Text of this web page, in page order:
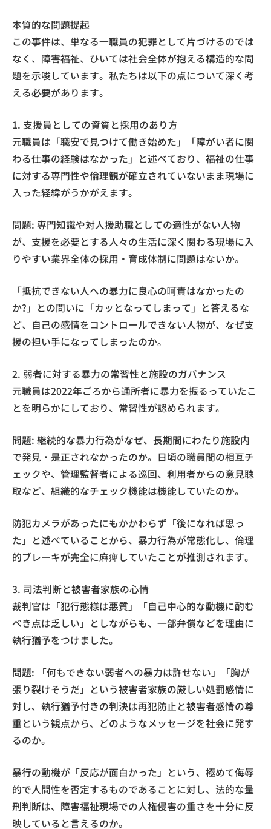
本質的な問題提起
この事件は、単なる一職員の犯罪として片づけるのでは
なく、障害福祉、ひいては社会全体が抱える構造的な問
題を示唆しています。私たちは以下の点について深く考
える必要があります。
1. 支援員としての資質と採用のあり方
元職員は「職安で見つけて働き始めた」「障がい者に関
わる仕事の経験はなかった」と述べており、福祉の仕事
に対する専門性や倫理観が確立されていないまま現場に
入った経緯がうかがえます。
問題: 専門知識や対人援助職としての適性がない人物
が、支援を必要とする人々の生活に深く関わる現場に入
りやすい業界全体の採用・育成体制に問題はないか。
「抵抗できない人への暴力に良心の呵責はなかったの
か?」との問いに「カッとなってしまって」と答えるな
ど、自己の感情をコントロールできない人物が、なぜ支
援の担い手になってしまったのか。
2. 弱者に対する暴力の常習性と施設のガバナンス
元職員は2022年ごろから通所者に暴力を振るっていたこ
とを明らかにしており、常習性が認められます。
問題: 継続的な暴力行為がなぜ、長期間にわたり施設内
で発見・是正されなかったのか。日頃の職員間の相互チ
ェックや、管理監督者による巡回、利用者からの意見聴
取など、組織的なチェック機能は機能していたのか。
防犯カメラがあったにもかかわらず「後になれば思っ
た」と述べていることから、暴力行為が常態化し、倫理
的ブレーキが完全に麻痺していたことが推測されます。
3. 司法判断と被害者家族の心情
裁判官は「犯行態様は悪質」「自己中心的な動機に酌む
べき点は乏しい」としながらも、一部弁償などを理由に
執行猶予をつけました。
問題: 「何もできない弱者への暴力は許せない」「胸が
張り裂けそうだ」という被害者家族の厳しい処罰感情に
対し、執行猶予付きの判決は再犯防止と被害者感情の尊
重という観点から、どのようなメッセージを社会に発す
るのか。
暴行の動機が「反応が面白かった」という、極めて侮辱
的で人間性を否定するものであることに対し、法的な量
刑判断は、障害福祉現場での人権侵害の重さを十分に反
映していると言えるのか。